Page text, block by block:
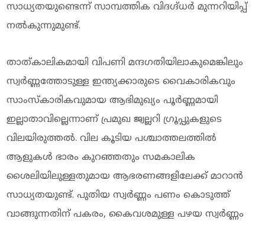
സാധ്യതയുണ്ടെന്ന് സാമ്പത്തിക വിദഗ്ദ്ധർ മുന്നറിയിപ്പ്
നൽകുന്നുമുണ്ട്.
താത്കാലികമായി വിപണി മന്ദഗതിയിലാകുമെങ്കിലും
സ്വർണ്ണത്തോടുള്ള ഇന്ത്യക്കാരുടെ വൈകാരികവും
സാംസ്കാരികവുമായ ആഭിമുഖ്യം പൂർണ്ണമായി
ഇല്ലാതാവില്ലെന്നാണ് പ്രമുഖ ജ്വല്ലറി ഗ്രൂപ്പുകളുടെ
വിലയിരുത്തൽ. വില കൂടിയ പശ്ചാത്തലത്തിൽ
ആളുകൾ ഭാരം കുറഞ്ഞതും സമകാലിക
ശൈലിയിലുള്ളതുമായ ആഭരണങ്ങളിലേക്ക് മാറാൻ
സാധ്യതയുണ്ട്. പുതിയ സ്വർണ്ണം പണം കൊടുത്ത്
വാങ്ങുന്നതിന് പകരം, കൈവശമുള്ള പഴയ സ്വർണ്ണം